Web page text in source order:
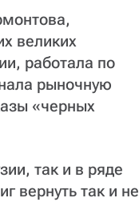
великих
работала по
рыночную
«черных
так и в ряде
вернуть так и не